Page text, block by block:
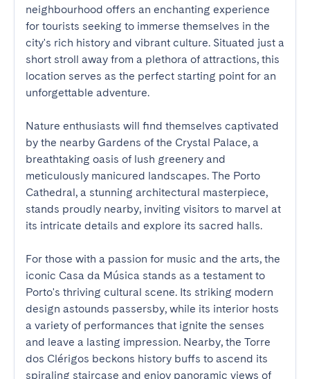
neighbourhood offers an enchanting experience
for tourists seeking to immerse themselves in the
city's rich history and vibrant culture. Situated just a
short stroll away from a plethora of attractions, this
location serves as the perfect starting point for an
unforgettable adventure.
Nature enthusiasts will find themselves captivated
by the nearby Gardens of the Crystal Palace, a
breathtaking oasis of lush greenery and
meticulously manicured landscapes. The Porto
Cathedral, a stunning architectural masterpiece,
stands proudly nearby, inviting visitors to marvel at
its intricate details and explore its sacred halls.
For those with a passion for music and the arts, the
iconic Casa da Música stands as a testament to
Porto's thriving cultural scene. Its striking modern
design astounds passersby, while its interior hosts
a variety of performances that ignite the senses
and leave a lasting impression. Nearby, the Torre
dos Clérigos beckons history buffs to ascend its
spiraling staircase and enjoy panoramic views of